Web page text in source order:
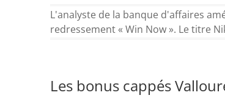
L'analyste de la banque d'affaires
redressement « Win Now ». Le titre
Les bonus cappés